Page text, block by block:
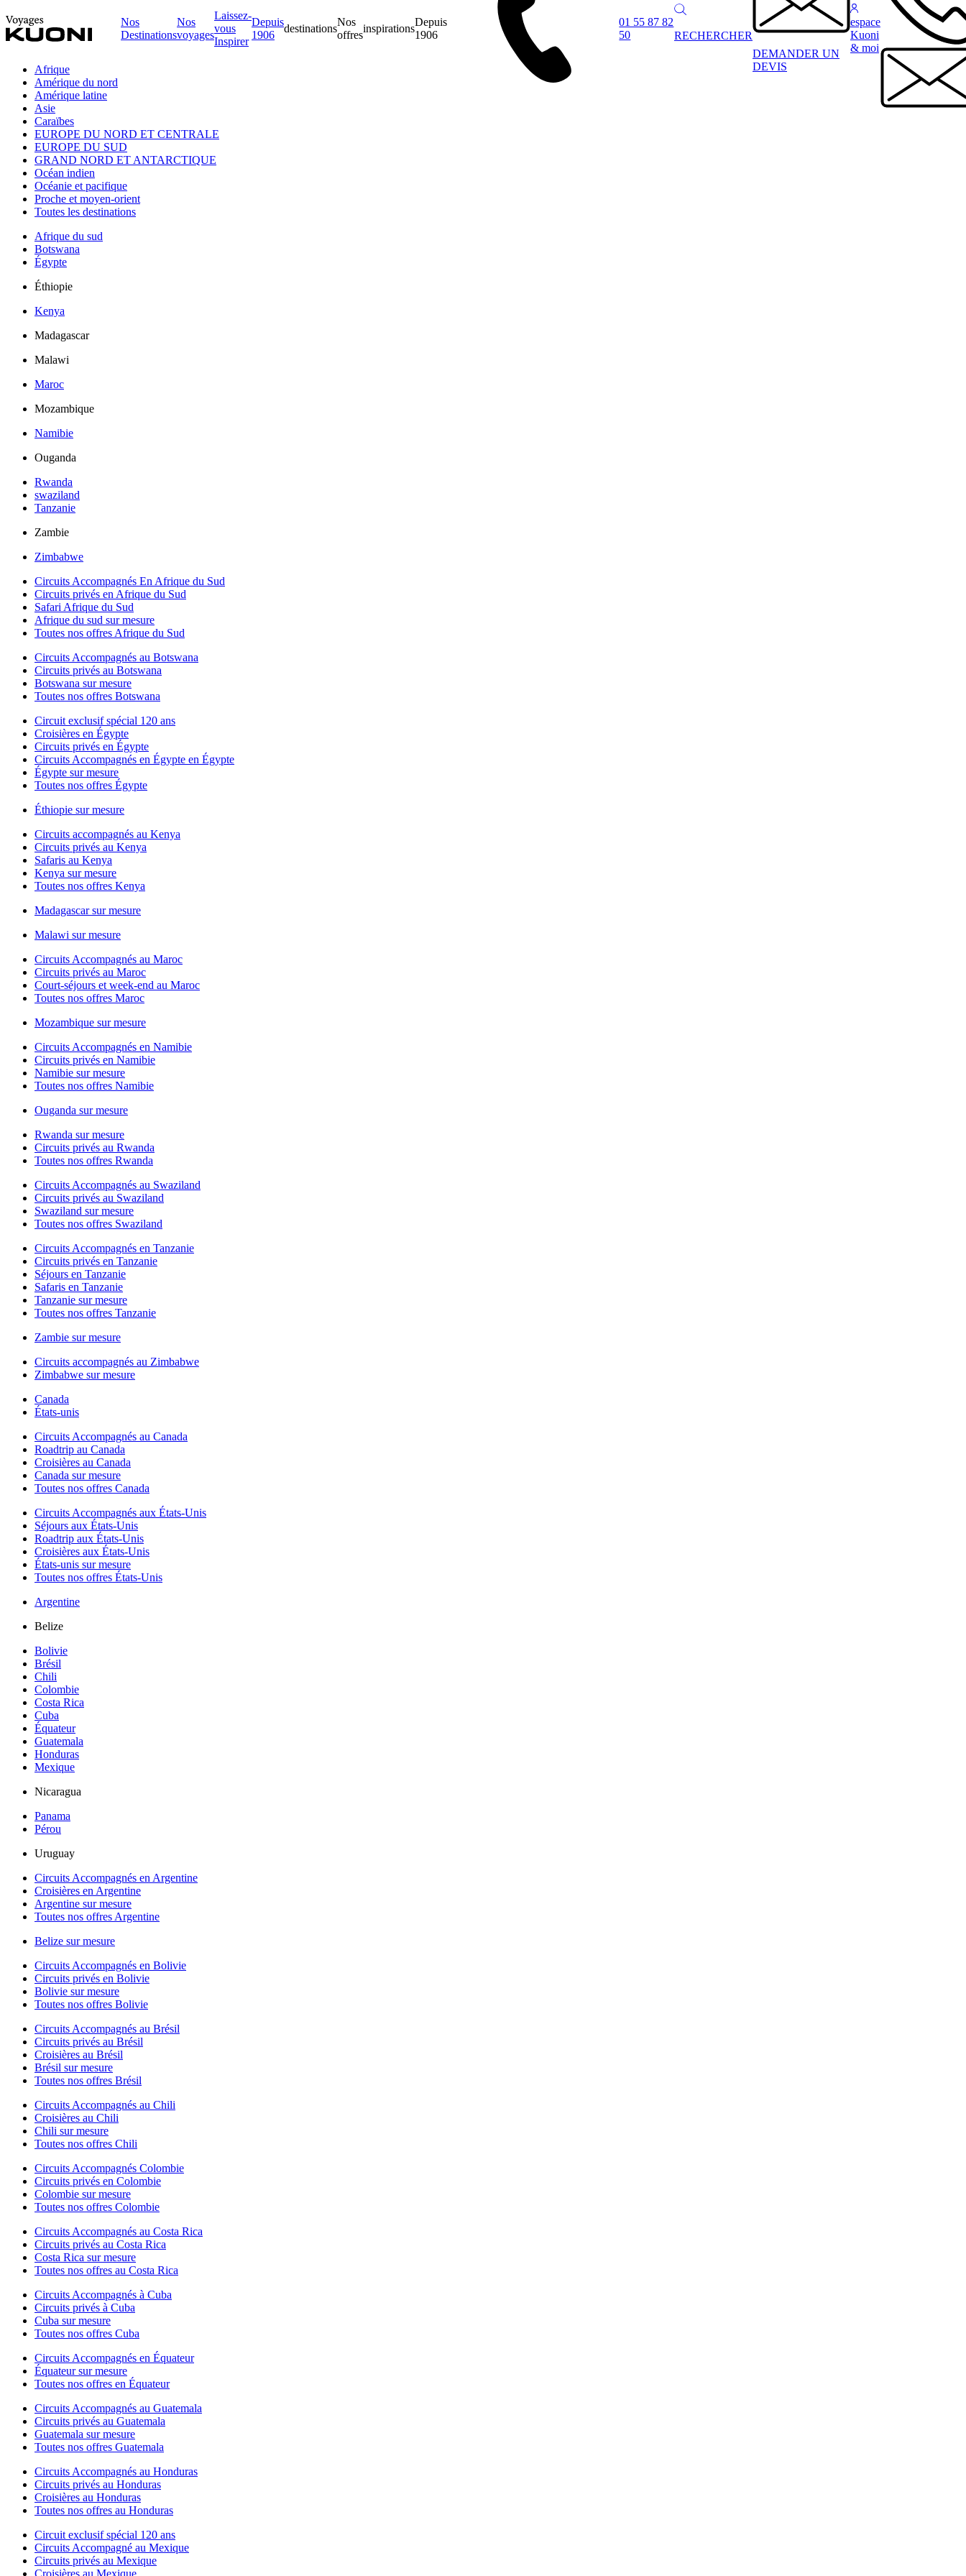
Nos
Destinations
Nos
voyages
Laissez-
vous
Inspirer
Depuis
1906
destinations
Nos
offres
inspirations
Depuis
1906
01 55 87 82
50
RECHERCHER
DEMANDER UN
DEVIS
espace
Kuoni
& moi
Afrique
Amérique du nord
Amérique latine
Asie
Caraïbes
EUROPE DU NORD ET CENTRALE
EUROPE DU SUD
GRAND NORD ET ANTARCTIQUE
Océan indien
Océanie et pacifique
Proche et moyen-orient
Toutes les destinations
Afrique du sud
Botswana
Égypte
Éthiopie
Kenya
Madagascar
Malawi
Maroc
Mozambique
Namibie
Ouganda
Rwanda
swaziland
Tanzanie
Zambie
Zimbabwe
Circuits Accompagnés En Afrique du Sud
Circuits privés en Afrique du Sud
Safari Afrique du Sud
Afrique du sud sur mesure
Toutes nos offres Afrique du Sud
Circuits Accompagnés au Botswana
Circuits privés au Botswana
Botswana sur mesure
Toutes nos offres Botswana
Circuit exclusif spécial 120 ans
Croisières en Égypte
Circuits privés en Égypte
Circuits Accompagnés en Égypte en Égypte
Égypte sur mesure
Toutes nos offres Égypte
Éthiopie sur mesure
Circuits accompagnés au Kenya
Circuits privés au Kenya
Safaris au Kenya
Kenya sur mesure
Toutes nos offres Kenya
Madagascar sur mesure
Malawi sur mesure
Circuits Accompagnés au Maroc
Circuits privés au Maroc
Court-séjours et week-end au Maroc
Toutes nos offres Maroc
Mozambique sur mesure
Circuits Accompagnés en Namibie
Circuits privés en Namibie
Namibie sur mesure
Toutes nos offres Namibie
Ouganda sur mesure
Rwanda sur mesure
Circuits privés au Rwanda
Toutes nos offres Rwanda
Circuits Accompagnés au Swaziland
Circuits privés au Swaziland
Swaziland sur mesure
Toutes nos offres Swaziland
Circuits Accompagnés en Tanzanie
Circuits privés en Tanzanie
Séjours en Tanzanie
Safaris en Tanzanie
Tanzanie sur mesure
Toutes nos offres Tanzanie
Zambie sur mesure
Circuits accompagnés au Zimbabwe
Zimbabwe sur mesure
Canada
États-unis
Circuits Accompagnés au Canada
Roadtrip au Canada
Croisières au Canada
Canada sur mesure
Toutes nos offres Canada
Circuits Accompagnés aux États-Unis
Séjours aux États-Unis
Roadtrip aux États-Unis
Croisières aux États-Unis
États-unis sur mesure
Toutes nos offres États-Unis
Argentine
Belize
Bolivie
Brésil
Chili
Colombie
Costa Rica
Cuba
Équateur
Guatemala
Honduras
Mexique
Nicaragua
Panama
Pérou
Uruguay
Circuits Accompagnés en Argentine
Croisières en Argentine
Argentine sur mesure
Toutes nos offres Argentine
Belize sur mesure
Circuits Accompagnés en Bolivie
Circuits privés en Bolivie
Bolivie sur mesure
Toutes nos offres Bolivie
Circuits Accompagnés au Brésil
Circuits privés au Brésil
Croisières au Brésil
Brésil sur mesure
Toutes nos offres Brésil
Circuits Accompagnés au Chili
Croisières au Chili
Chili sur mesure
Toutes nos offres Chili
Circuits Accompagnés Colombie
Circuits privés en Colombie
Colombie sur mesure
Toutes nos offres Colombie
Circuits Accompagnés au Costa Rica
Circuits privés au Costa Rica
Costa Rica sur mesure
Toutes nos offres au Costa Rica
Circuits Accompagnés à Cuba
Circuits privés à Cuba
Cuba sur mesure
Toutes nos offres Cuba
Circuits Accompagnés en Équateur
Équateur sur mesure
Toutes nos offres en Équateur
Circuits Accompagnés au Guatemala
Circuits privés au Guatemala
Guatemala sur mesure
Toutes nos offres Guatemala
Circuits Accompagnés au Honduras
Circuits privés au Honduras
Croisières au Honduras
Toutes nos offres au Honduras
Circuit exclusif spécial 120 ans
Circuits Accompagné au Mexique
Circuits privés au Mexique
Croisières au Mexique